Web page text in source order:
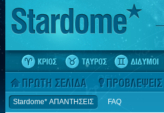
Stardome* ΑΠΑΝΤΗΣΕΙΣ FAQ